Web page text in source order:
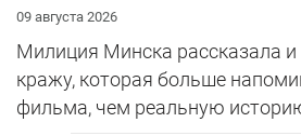
09 августа 2026
Милиция Минска рассказала и
кражу, которая больше
фильма, чем реальную